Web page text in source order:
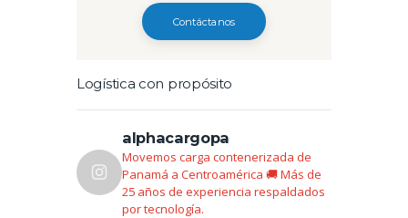
Contáctanos
Logística con propósito
alphacargopa
Movemos carga contenerizada de
Panamá a Centroamérica 🚚Más de
25 años de experiencia respaldados
por tecnología.